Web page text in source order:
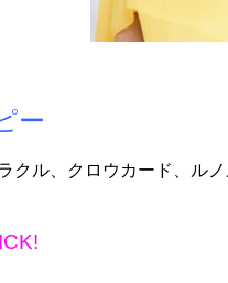
ー
クル、クロウカード、ル